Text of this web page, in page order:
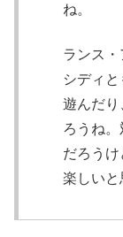
ね。
ランス
シディ
遊んだり
ろうね
だろう
楽しいと